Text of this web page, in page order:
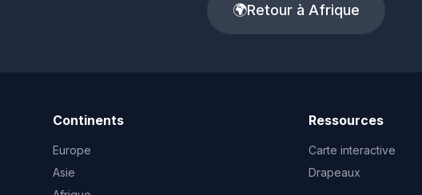
🌍Retour à Afrique
Continents
Europe
Asie
Ressources
Carte interactive
Drapeaux